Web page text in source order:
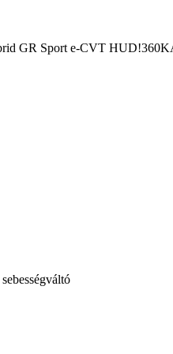
GR Sport e-CVT